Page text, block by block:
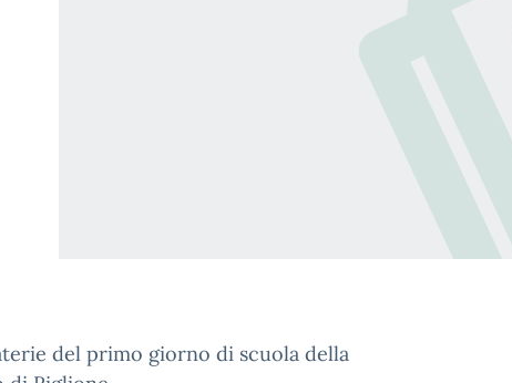
del primo giorno di scuola della